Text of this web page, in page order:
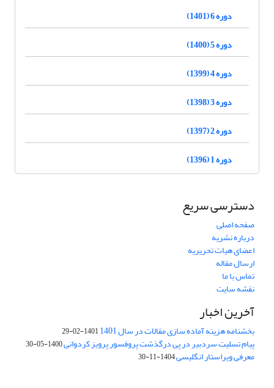
دوره 6 (1401)
دوره 5 (1400)
دوره 4 (1399)
دوره 3 (1398)
دوره 2 (1397)
دوره 1 (1396)
دسترسی سریع
صفحه اصلی
درباره نشریه
اعضای هیات تحریریه
ارسال مقاله
تماس با ما
نقشه سایت
آخرین اخبار
بخشنامه هزینه آماده سازی مقالات در سال 1401 1401-02-29
پیام تسلیت سردبیر در پی درگذشت پروفسور پرویز کردوانی1400-05-30
معرفی ویراستار انگلیسی1404-11-30